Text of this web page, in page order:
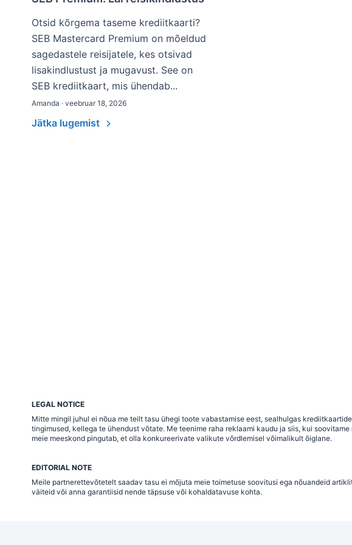
Otsid kõrgema taseme krediitkaarti?
SEB Mastercard Premium on mõeldud
sagedastele reisijatele, kes otsivad
lisakindlustust ja mugavust. See on
SEB krediitkaart, mis ühendab...
Amanda · veebruar 18, 2026
Jätka lugemist
LEGAL NOTICE
Mitte mingil juhul ei nõua me teilt tasu ühegi toote vabastamise eest, sealhulgas
tingimused, kellega te ühendust võtate. Me teenime raha reklaami kaudu ja siis, kui
meie meeskond pingutab, et olla konkureerivate valikute võrdlemisel võimalikult õiglane.
EDITORIAL NOTE
Meile partnerettevõtetelt saadav tasu ei mõjuta meie toimetuse soovitusi ega nõuandeid
väiteid või anna garantiisid nende täpsuse või kohaldatavuse kohta.